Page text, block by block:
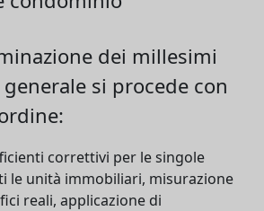
dei millesimi
si procede con
correttivi per le singole
le unità immobiliari, misurazione
reali, applicazione di